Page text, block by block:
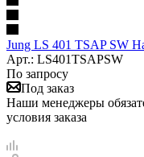
Jung LS 401 TSAP SW
Арт.: LS401TSAPSW
По запросу
Под заказ
Наши менеджеры
условия заказа